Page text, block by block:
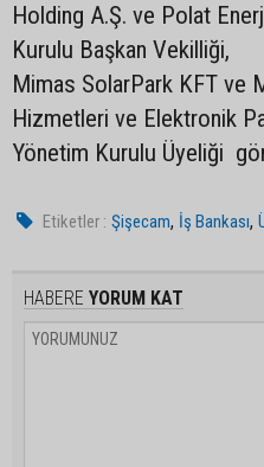
Holding A.Ş. ve Polat Enerji
Kurulu Başkan Vekilliği,
Mimas SolarPark KFT ve
Hizmetleri ve Elektronik
Yönetim Kurulu Üyeliği
Etiketler : Şişecam, İş Bankası,
HABERE YORUM KAT